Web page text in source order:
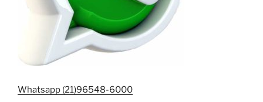
Whatsapp (21)96548-6000